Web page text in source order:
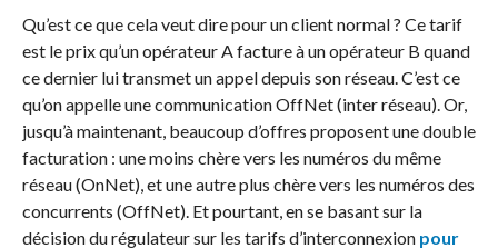
Qu’est ce que cela veut dire pour un client normal ? Ce tarif
est le prix qu’un opérateur A facture à un opérateur B quand
ce dernier lui transmet un appel depuis son réseau. C’est ce
qu’on appelle une communication OffNet (inter réseau). Or,
jusqu’à maintenant, beaucoup d’offres proposent une double
facturation : une moins chère vers les numéros du même
réseau (OnNet), et une autre plus chère vers les numéros des
concurrents (OffNet). Et pourtant, en se basant sur la
décision du régulateur sur les tarifs d’interconnexion pour